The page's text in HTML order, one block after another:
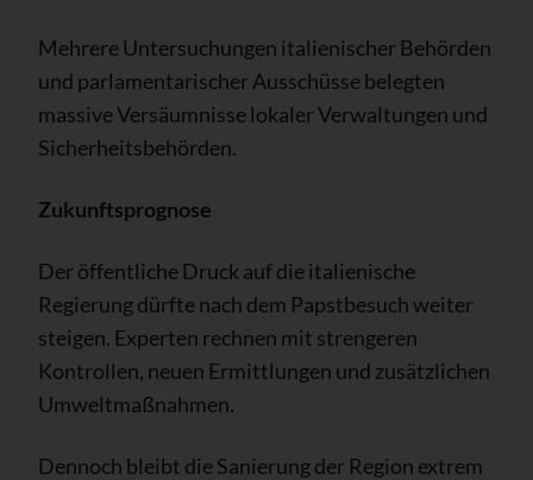
Mehrere Untersuchungen italienischer Behörden
und parlamentarischer Ausschüsse belegten
massive Versäumnisse lokaler Verwaltungen und
Sicherheitsbehörden.
Zukunftsprognose
Der öffentliche Druck auf die italienische
Regierung dürfte nach dem Papstbesuch weiter
steigen. Experten rechnen mit strengeren
Kontrollen, neuen Ermittlungen und zusätzlichen
Umweltmaßnahmen.
Dennoch bleibt die Sanierung der Region extrem